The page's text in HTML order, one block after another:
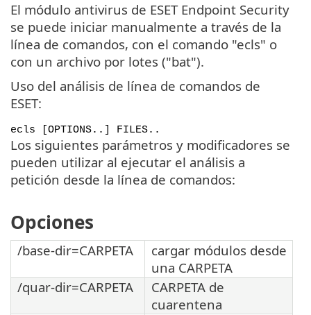
El módulo antivirus de ESET Endpoint Security
se puede iniciar manualmente a través de la
línea de comandos, con el comando "ecls" o
con un archivo por lotes ("bat").
Uso del análisis de línea de comandos de
ESET:
ecls [OPTIONS..] FILES..
Los siguientes parámetros y modificadores se
pueden utilizar al ejecutar el análisis a
petición desde la línea de comandos:
Opciones
/base-dir=CARPETA
cargar módulos desde
una CARPETA
/quar-dir=CARPETA
CARPETA de
cuarentena